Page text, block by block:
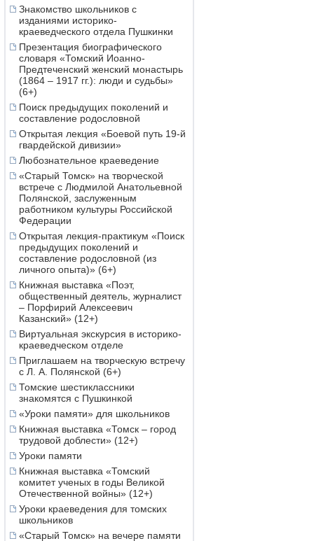
Знакомство школьников с
изданиями историко-
краеведческого отдела Пушкинки
Презентация биографического
словаря «Томский Иоанно-
Предтеченский женский монастырь
(1864 – 1917 гг.): люди и судьбы»
(6+)
Поиск предыдущих поколений и
составление родословной
Открытая лекция «Боевой путь 19-й
гвардейской дивизии»
Любознательное краеведение
«Старый Томск» на творческой
встрече с Людмилой Анатольевной
Полянской, заслуженным
работником культуры Российской
Федерации
Открытая лекция-практикум «Поиск
предыдущих поколений и
составление родословной (из
личного опыта)» (6+)
Книжная выставка «Поэт,
общественный деятель, журналист
– Порфирий Алексеевич
Казанский» (12+)
Виртуальная экскурсия в историко-
краеведческом отделе
Приглашаем на творческую встречу
с Л. А. Полянской (6+)
Томские шестиклассники
знакомятся с Пушкинкой
«Уроки памяти» для школьников
Книжная выставка «Томск – город
трудовой доблести» (12+)
Уроки памяти
Книжная выставка «Томский
комитет ученых в годы Великой
Отечественной войны» (12+)
Уроки краеведения для томских
школьников
«Старый Томск» на вечере памяти